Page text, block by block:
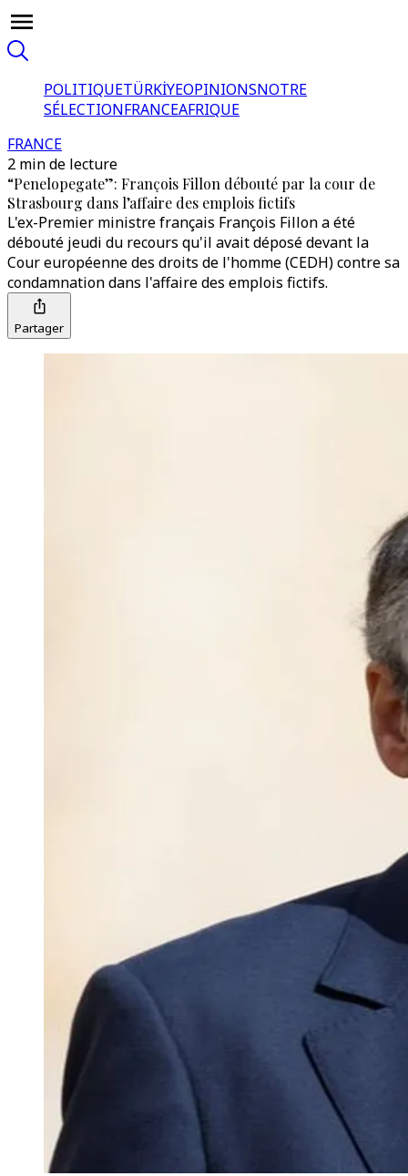
POLITIQUETÜRKİYEOPINIONSNOTRE
SÉLECTIONFRANCEAFRIQUE
FRANCE
2 min de lecture
“Penelopegate”: François Fillon débouté par la cour de
Strasbourg dans l’affaire des emplois fictifs
L'ex-Premier ministre français François Fillon a été
débouté jeudi du recours qu'il avait déposé devant la
Cour européenne des droits de l'homme (CEDH) contre sa
condamnation dans l'affaire des emplois fictifs.
Partager